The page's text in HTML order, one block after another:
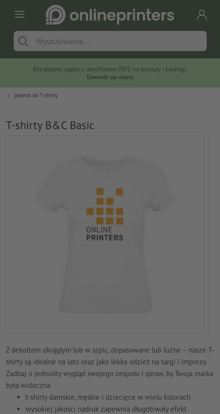
Bez dopłaty: papier z certyfikatem PEFC na broszury i katalogi.
Dowiedz się więcej
powrót do T-shirty
T-shirty B&C Basic
Z dekoltem okrągłym lub w szpic, dopasowane lub luźne – nasze T-
shirty są idealne na lato oraz jako lekka odzież na targi i imprezy.
Zadbaj o jednolity wygląd swojego zespołu i spraw, by Twoja marka
była widoczna.
t-shirty damskie, męskie i dziecięce w wielu kolorach
wysokiej jakości nadruk zapewnia długotrwały efekt